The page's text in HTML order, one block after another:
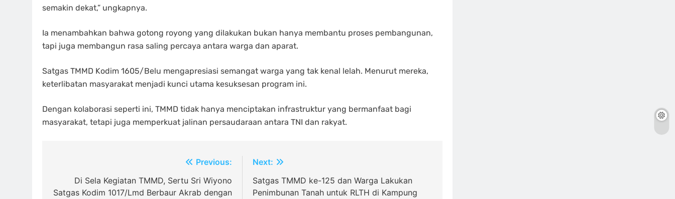
semakin dekat,” ungkapnya.
Ia menambahkan bahwa gotong royong yang dilakukan bukan hanya membantu proses pembangunan,
tapi juga membangun rasa saling percaya antara warga dan aparat.
Satgas TMMD Kodim 1605/Belu mengapresiasi semangat warga yang tak kenal lelah. Menurut mereka,
keterlibatan masyarakat menjadi kunci utama kesuksesan program ini.
Dengan kolaborasi seperti ini, TMMD tidak hanya menciptakan infrastruktur yang bermanfaat bagi
masyarakat, tetapi juga memperkuat jalinan persaudaraan antara TNI dan rakyat.
Previous:
Di Sela Kegiatan TMMD, Sertu Sri Wiyono
Satgas Kodim 1017/Lmd Berbaur Akrab dengan
Next:
Satgas TMMD ke-125 dan Warga Lakukan
Penimbunan Tanah untuk RLTH di Kampung